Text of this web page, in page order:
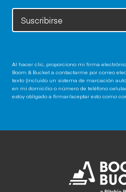
Suscribirse
Al hacer clic, proporciono mi firma
Boom & Bucket a contactarme por correo
texto (incluido un sistema de marcación
en mi domicilio o número de teléfono
estoy obligado a firmar/aceptar esto como